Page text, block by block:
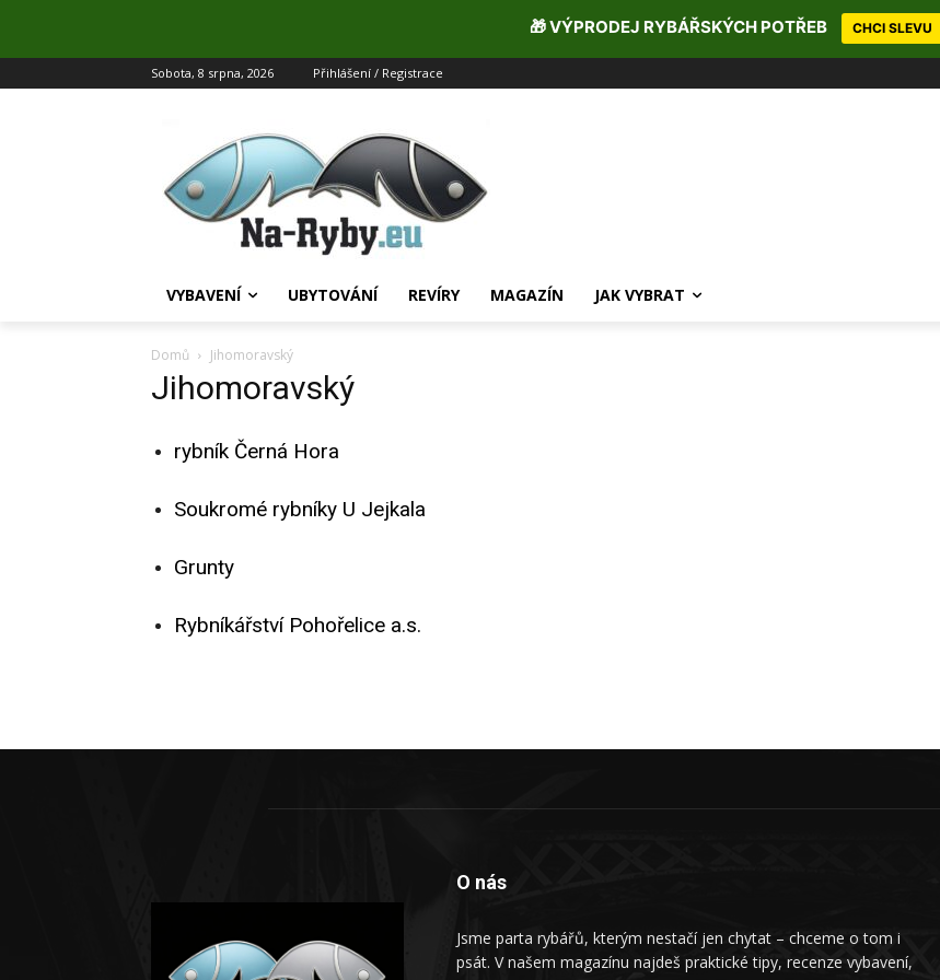
Sobota, 8 srpna, 2026 Přihlášení / Registrace
VYBAVENÍ UBYTOVÁNÍ REVÍRY MAGAZÍN JAK VYBRAT
Domů Jihomoravský
Jihomoravský
rybník Černá Hora
Soukromé rybníky U Jejkala
Grunty
Rybníkářství Pohořelice a.s.
O nás
Jsme parta rybářů, kterým nestačí jen chytat – chceme o tom i
psát. V našem magazínu najdeš praktické tipy, recenze vybavení,
🎁 VÝPRODEJ RYBÁŘSKÝCH POTŘEB CHCI SLEVU